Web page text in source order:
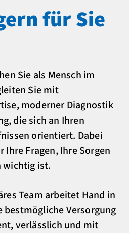
für Sie
Sie als Mensch im
Sie mit
moderner Diagnostik
die sich an Ihren
orientiert. Dabei
Ihre Fragen, Ihre Sorgen
wichtig ist.
Team arbeitet Hand in
bestmögliche Versorgung
verlässlich und mit